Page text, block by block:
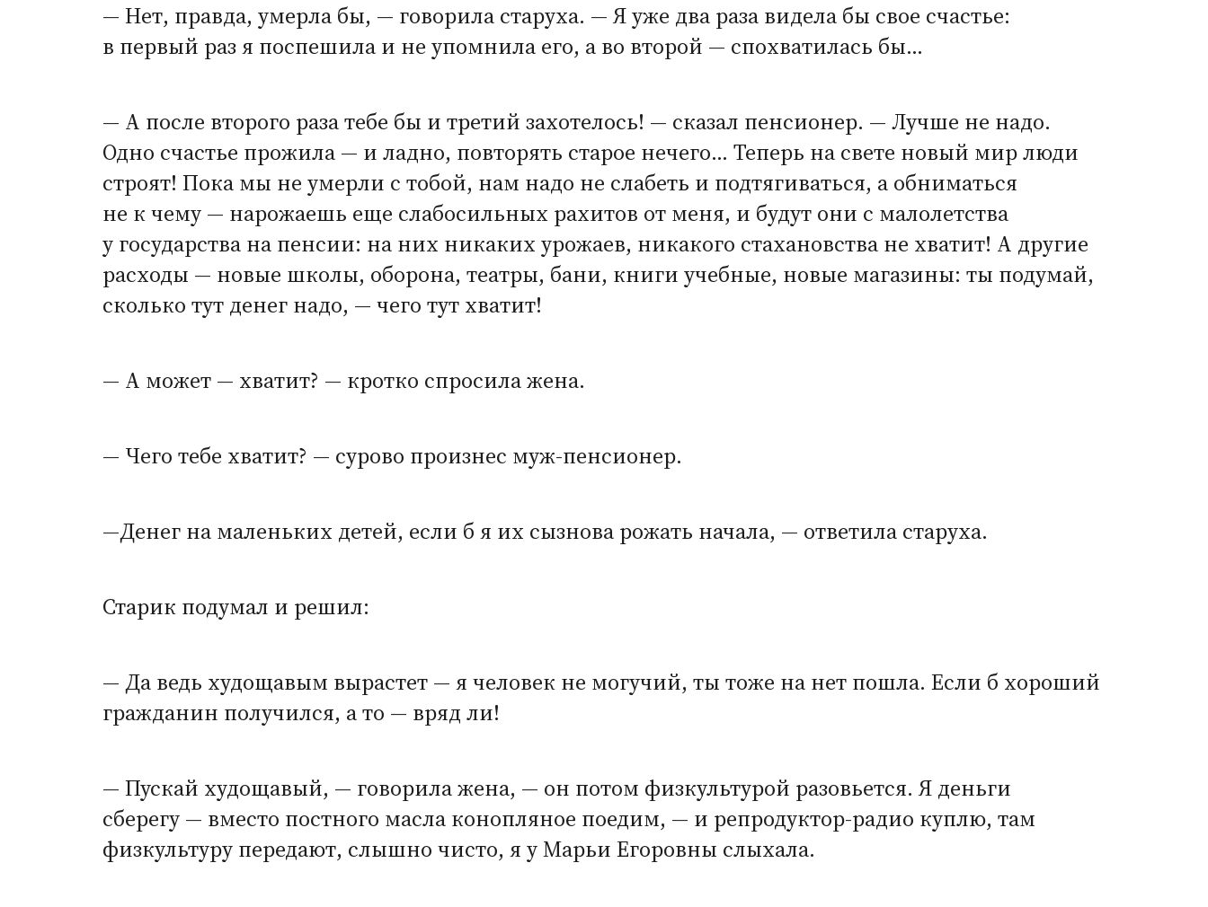
— Нет, правда, умерла бы, — говорила старуха. — Я уже два раза видела бы свое счастье:
в первый раз я поспешила и не упомнила его, а во второй — спохватилась бы…
— А после второго раза тебе бы и третий захотелось! — сказал пенсионер. — Лучше не надо.
Одно счастье прожила — и ладно, повторять старое нечего… Теперь на свете новый мир люди
строят! Пока мы не умерли с тобой, нам надо не слабеть и подтягиваться, а обниматься
не к чему — нарожаешь еще слабосильных рахитов от меня, и будут они с малолетства
у государства на пенсии: на них никаких урожаев, никакого стахановства не хватит! А другие
расходы — новые школы, оборона, театры, бани, книги учебные, новые магазины: ты подумай,
сколько тут денег надо, — чего тут хватит!
— А может — хватит? — кротко спросила жена.
— Чего тебе хватит? — сурово произнес муж-пенсионер.
—Денег на маленьких детей, если б я их сызнова рожать начала, — ответила старуха.
Старик подумал и решил:
— Да ведь худощавым вырастет — я человек не могучий, ты тоже на нет пошла. Если б хороший
гражданин получился, а то — вряд ли!
— Пускай худощавый, — говорила жена, — он потом физкультурой разовьется. Я деньги
сберегу — вместо постного масла конопляное поедим, — и репродуктор-радио куплю, там
физкультуру передают, слышно чисто, я у Марьи Егоровны слыхала.